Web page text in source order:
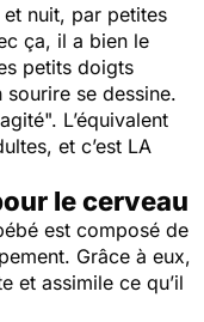
et nuit, par petites
ça, il a bien le
petits doigts
sourire se dessine.
L’équivalent
et c’est LA
le cerveau
est composé de
Grâce à eux,
et assimile ce qu’il